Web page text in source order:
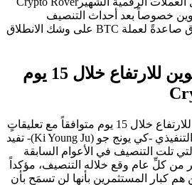
خصوصاً بعد أحداث التنصيف
السابقة، لينتج أنَّ هناك سوق صاعدةً لعملة BTC على وشك الانطلاق
توقع انطلاق البيتكوين للارتفاع خلال 15 يوم
يأتي توقع انطلاق البيتكوين للارتفاع خلال 15 يوم متوافقاً مع تعليقاتٍ
سابقةٍ لمدير CryptoQuant التنفيذي -كي يونج جو (Ki Young Ju)- تفيد
تلت التنصيف في الأعوام السابقة
من كلِّ عام وقع خلاله التنصيف، مؤكداً
هم كبار المستثمرين بأنها لن تسمَح بأن